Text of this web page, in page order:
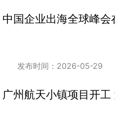
中国企业出海全球峰
发布时间：2026-05-29
广州航天小镇项目开